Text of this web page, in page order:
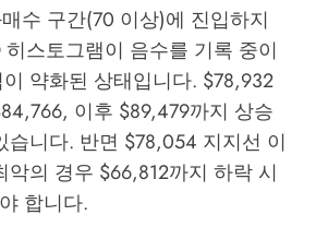
수 구간(70 이상)에 진입하지
스토그램이 음수를 기록 중이
약화된 상태입니다. $78,932
이후 $89,479까지 상승
습니다. 반면 $78,054 지지선 이
악의 경우 $66,812까지 하락 시
합니다.